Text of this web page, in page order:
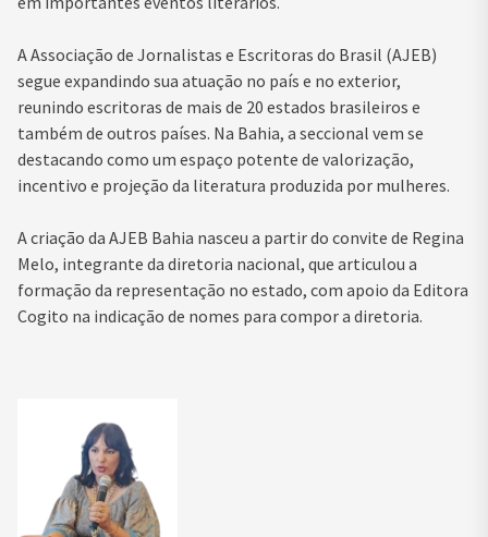
A Associação de Jornalistas e Escritoras do Brasil (AJEB)
segue expandindo sua atuação no país e no exterior,
reunindo escritoras de mais de 20 estados brasileiros e
também de outros países. Na Bahia, a seccional vem se
destacando como um espaço potente de valorização,
incentivo e projeção da literatura produzida por mulheres.
A criação da AJEB Bahia nasceu a partir do convite de Regina
Melo, integrante da diretoria nacional, que articulou a
formação da representação no estado, com apoio da Editora
Cogito na indicação de nomes para compor a diretoria.